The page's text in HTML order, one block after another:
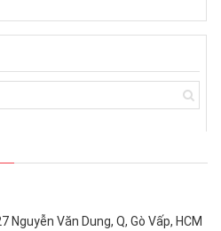
Nguyễn Văn Dung, Q, Gò Vấp, HCM